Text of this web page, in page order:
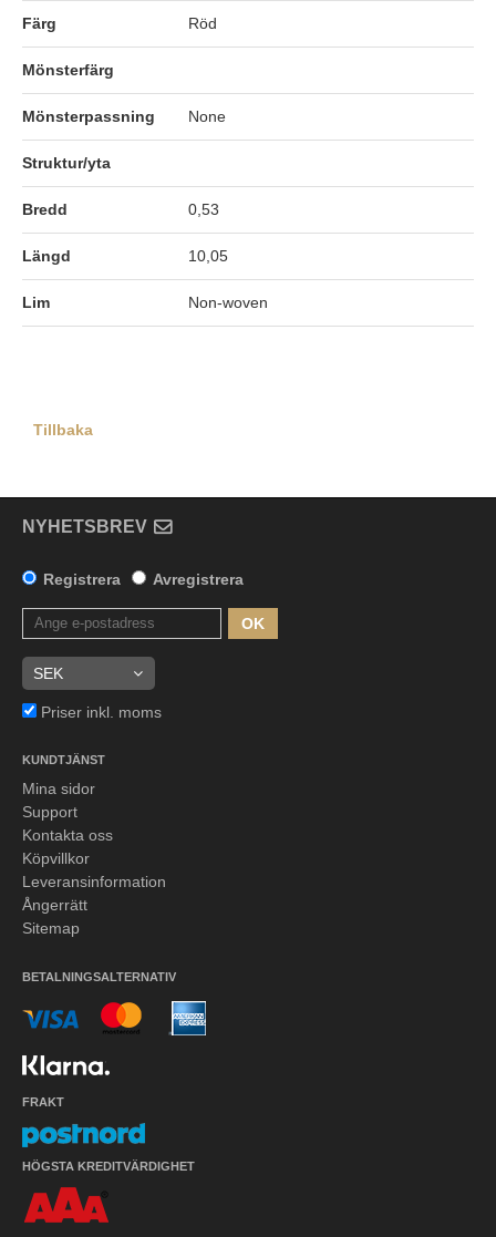
Färg Röd
Mönsterfärg
Mönsterpassning None
Struktur/yta
Bredd 0,53
Längd 10,05
Lim Non-woven
Tillbaka
NYHETSBREV
Registrera Avregistrera
OK
Priser inkl. moms
KUNDTJÄNST
Mina sidor
Support
Kontakta oss
Köpvillkor
Leveransinformation
Ångerrätt
Sitemap
BETALNINGSALTERNATIV
FRAKT
HÖGSTA KREDITVÄRDIGHET